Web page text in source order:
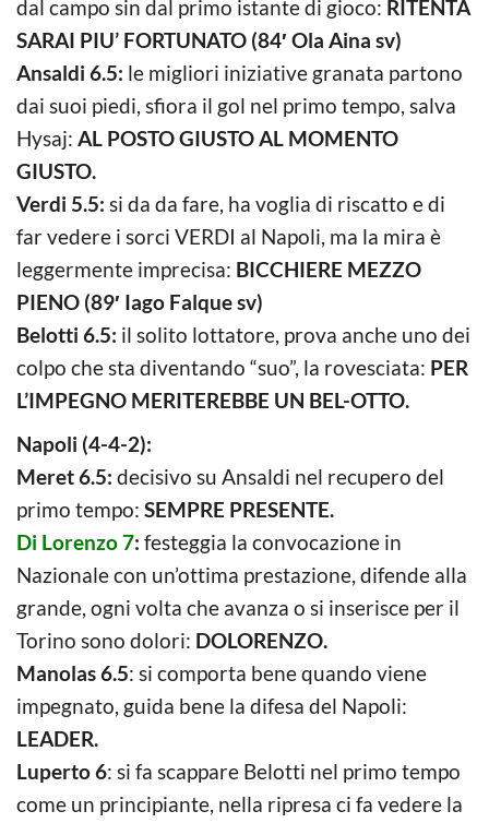
dal campo sin dal primo istante di gioco: RITENTA
SARAI PIU’ FORTUNATO (84′ Ola Aina sv)
Ansaldi 6.5: le migliori iniziative granata partono
dai suoi piedi, sfiora il gol nel primo tempo, salva
Hysaj: AL POSTO GIUSTO AL MOMENTO
GIUSTO.
Verdi 5.5: si da da fare, ha voglia di riscatto e di
far vedere i sorci VERDI al Napoli, ma la mira è
leggermente imprecisa: BICCHIERE MEZZO
PIENO (89′ Iago Falque sv)
Belotti 6.5: il solito lottatore, prova anche uno dei
colpo che sta diventando “suo”, la rovesciata: PER
L’IMPEGNO MERITEREBBE UN BEL-OTTO.
Napoli (4-4-2):
Meret 6.5: decisivo su Ansaldi nel recupero del
primo tempo: SEMPRE PRESENTE.
Di Lorenzo 7: festeggia la convocazione in
Nazionale con un’ottima prestazione, difende alla
grande, ogni volta che avanza o si inserisce per il
Torino sono dolori: DOLORENZO.
Manolas 6.5: si comporta bene quando viene
impegnato, guida bene la difesa del Napoli:
LEADER.
Luperto 6: si fa scappare Belotti nel primo tempo
come un principiante, nella ripresa ci fa vedere la